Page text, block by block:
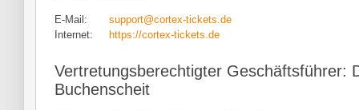
E-Mail:
support@cortex-tickets.de
Internet:
https://cortex-tickets.de
Vertretungsberechtigter Geschäftsführer:
Buchenscheit